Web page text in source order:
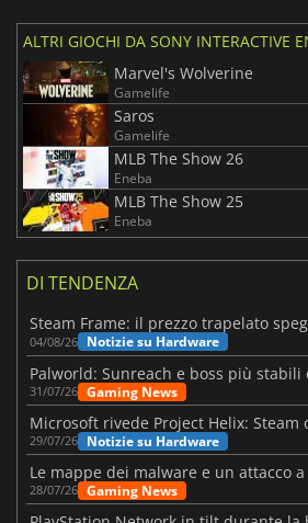
ALTRI GIOCHI DA SONY INTERACTIVE
Marvel's Wolverine
Gamelife
Saros
Gamelife
MLB The Show 26
Eneba
MLB The Show 25
Eneba
DI TENDENZA
04/08/26 Notizie su Hardware
31/07/26 Gaming News
Microsoft rivede Project Helix: Steam
29/07/26 Notizie su Hardware
28/07/26 Gaming News